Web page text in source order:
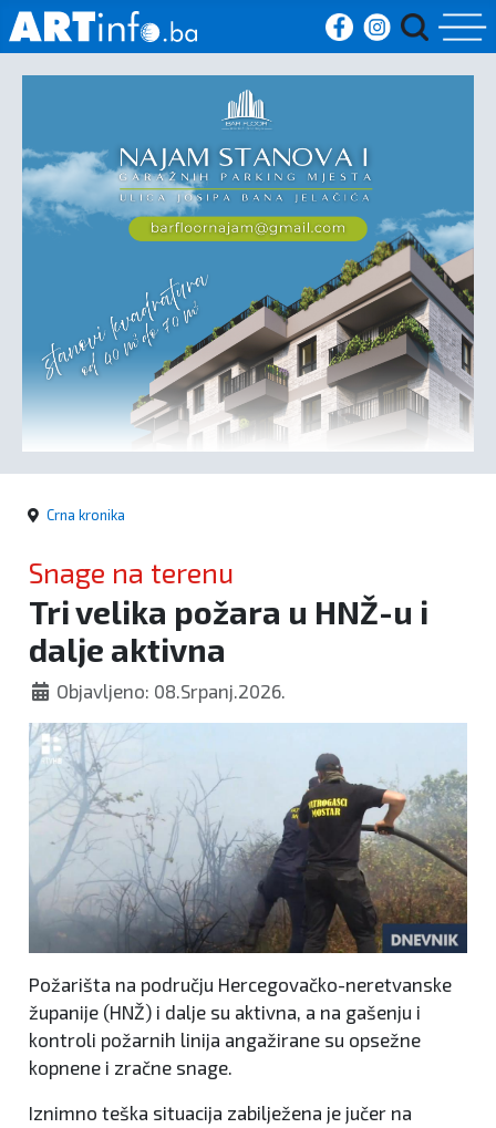
Vijesti
Sport
Crna
kronika
Politika
Crna kronika
Snage na terenu
Tri velika požara u HNŽ-u i
dalje aktivna
Objavljeno: 08.Srpanj.2026.
Požarišta na području Hercegovačko-neretvanske
županije (HNŽ) i dalje su aktivna, a na gašenju i
kontroli požarnih linija angažirane su opsežne
kopnene i zračne snage.
Iznimno teška situacija zabilježena je jučer na